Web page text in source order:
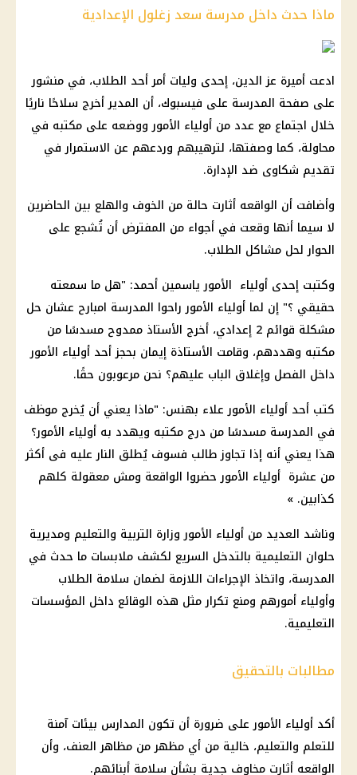
ماذا حدث داخل مدرسة سعد زغلول الإعدادية
ادعت أميرة عز الدين، إحدى وليات أمر أحد الطلاب، في منشور
على صفحة المدرسة على فيسبوك، أن المدير أخرج سلاحًا ناريًا
خلال اجتماع مع عدد من أولياء الأمور ووضعه على مكتبه في
محاولة، كما وصفتها، لترهيبهم وردعهم عن الاستمرار في
تقديم شكاوى ضد الإدارة.
وأضافت أن الواقعه أثارت حالة من الخوف والهلع بين الحاضرين
لا سيما أنها وقعت في أجواء من المفترض أن تُشجع على
الحوار لحل مشاكل الطلاب.
وكتبت إحدى أولياء الأمور ياسمين أحمد: "هل ما سمعته
حقيقي ؟" إن لما أولياء الأمور راحوا المدرسة امبارح عشان حل
مشكلة قوائم 2 إعدادي، أخرج الأستاذ ممدوح مسدسًا من
مكتبه وهددهم، وقامت الأستاذة إيمان بحجز أحد أولياء الأمور
داخل الفصل وإغلاق الباب عليهم؟ نحن مرعوبون حقًا.
كتب أحد أولياء الأمور علاء بهنس: "ماذا يعني أن يُخرج موظف
في المدرسة مسدسًا من درج مكتبه ويهدد به أولياء الأمور؟
هذا يعني أنه إذا تجاوز طالب فسوف يُطلق النار عليه فى أكثر
من عشرة أولياء الأمور حضروا الواقعة ومش معقولة كلهم
كذابين. »
وناشد العديد من أولياء الأمور وزارة التربية والتعليم ومديرية
حلوان التعليمية بالتدخل السريع لكشف ملابسات ما حدث في
المدرسة، واتخاذ الإجراءات اللازمة لضمان سلامة الطلاب
وأولياء أمورهم ومنع تكرار مثل هذه الوقائع داخل المؤسسات
التعليمية.
مطالبات بالتحقيق
أكد أولياء الأمور على ضرورة أن تكون المدارس بيئات آمنة
للتعلم والتعليم، خالية من أي مظهر من مظاهر العنف، وأن
الواقعه أثارت مخاوف جدية بشأن سلامة أبنائهم.